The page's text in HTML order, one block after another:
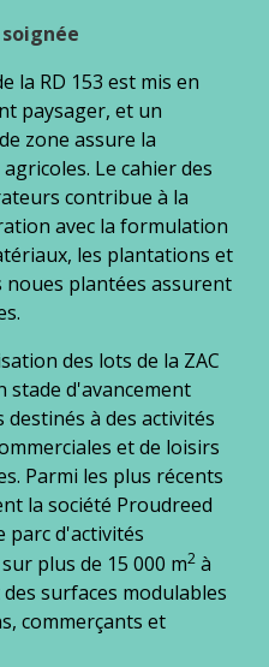
la RD 153 est mis en
paysager, et un
zone assure la
Le cahier des
contribue à la
avec la formulation
les plantations et
noues plantées assurent
des lots de la ZAC
stade d'avancement
destinés à des activités
et de loisirs
Parmi les plus récents
la société Proudreed
parc d'activités
plus de 15 000 m2 à
surfaces modulables
commerçants et